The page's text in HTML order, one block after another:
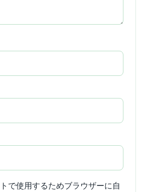
で使用するためブラウザーに自